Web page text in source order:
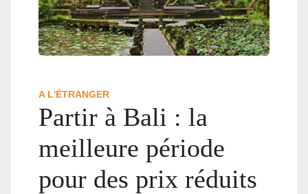
A L'ÉTRANGER
Partir à Bali : la
meilleure période
pour des prix réduits